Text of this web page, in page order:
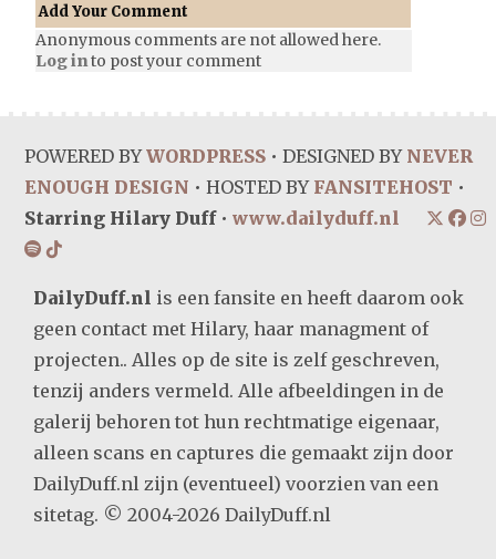
Add Your Comment
Anonymous comments are not allowed here.
Log into post your comment
POWERED BYWORDPRESS • DESIGNED BY NEVER
ENOUGH DESIGN • HOSTED BY FANSITEHOST •
Starring Hilary Duff• www.dailyduff.nl
DailyDuff.nl is een fansite en heeft daarom ook
geen contact met Hilary, haar managment of
projecten.. Alles op de site is zelf geschreven,
tenzij anders vermeld. Alle afbeeldingen in de
galerij behoren tot hun rechtmatige eigenaar,
alleen scans en captures die gemaakt zijn door
DailyDuff.nl zijn (eventueel) voorzien van een
sitetag. © 2004-2026 DailyDuff.nl